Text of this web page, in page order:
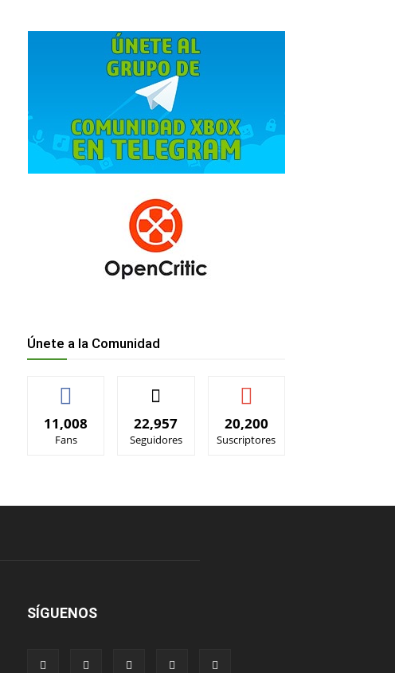
Únete a la Comunidad
11,008
Fans
22,957
Seguidores
20,200
Suscriptores
SÍGUENOS